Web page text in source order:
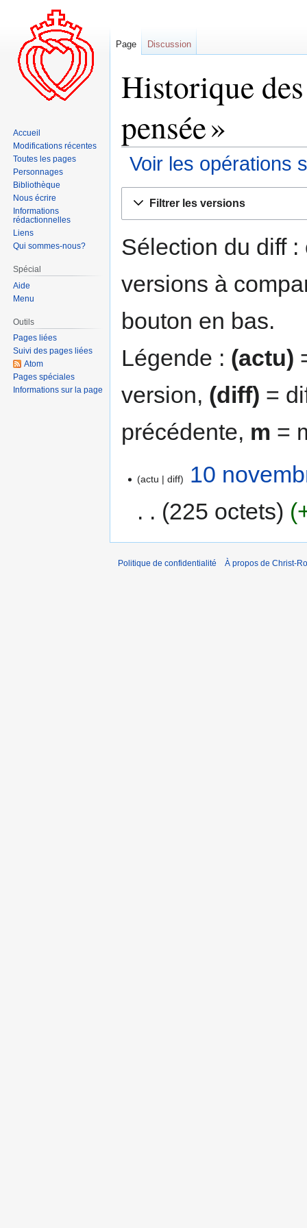
Historique
pensée »
Voir les opérations
navigation
recherche
Filtrer les versions
Sélection du diff
versions à
bouton en bas.
Légende : (actu)
version, (diff) =
précédente, m =
actu diff
10
225 octets
Page Discussion
Accueil
Modifications récentes
Toutes les pages
Personnages
Bibliothèque
Nous écrire
Informations
rédactionnelles
Liens
Qui sommes-nous?
Spécial
Aide
Menu
Outils
Pages liées
Suivi des pages liées
Atom
Pages spéciales
Informations sur la page
Politique de confidentialité À propos de Christ-